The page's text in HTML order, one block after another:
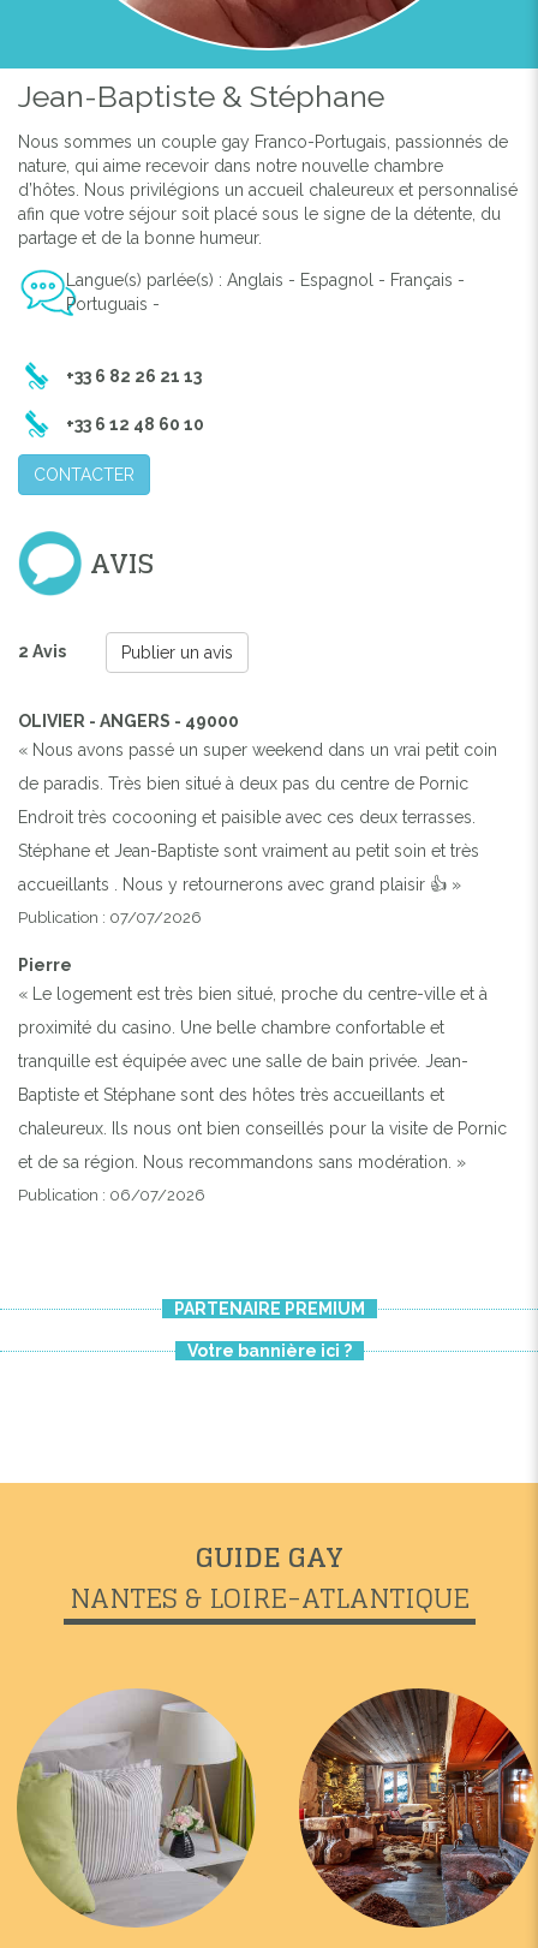
1ÈRE TERRASSE
Previous
Jean-Baptiste & Stéphane
Nous sommes un couple gay Franco-Portugais, passionnés de
nature, qui aime recevoir dans notre nouvelle chambre
d’hôtes. Nous privilégions un accueil chaleureux et personnalisé
afin que votre séjour soit placé sous le signe de la détente, du
partage et de la bonne humeur.
Langue(s) parlée(s) : Anglais - Espagnol - Français -
Portuguais -
+33 6 82 26 21 13
+33 6 12 48 60 10
CONTACTER
AVIS
2 Avis Publier un avis
OLIVIER - ANGERS - 49000
« Nous avons passé un super weekend dans un vrai petit coin
de paradis. Très bien situé à deux pas du centre de Pornic
Endroit très cocooning et paisible avec ces deux terrasses.
Stéphane et Jean-Baptiste sont vraiment au petit soin et très
accueillants . Nous y retournerons avec grand plaisir 👍 »
Publication : 07/07/2026
Pierre
« Le logement est très bien situé, proche du centre-ville et à
proximité du casino. Une belle chambre confortable et
tranquille est équipée avec une salle de bain privée. Jean-
Baptiste et Stéphane sont des hôtes très accueillants et
chaleureux. Ils nous ont bien conseillés pour la visite de Pornic
et de sa région. Nous recommandons sans modération. »
Publication : 06/07/2026
PARTENAIRE PREMIUM
Votre bannière ici ?
GUIDE GAY
NANTES & LOIRE-ATLANTIQUE